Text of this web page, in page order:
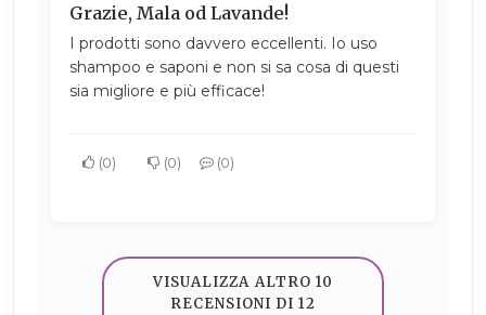
Grazie, Mala od Lavande!
I prodotti sono davvero eccellenti. Io uso
shampoo e saponi e non si sa cosa di questi
sia migliore e più efficace!
0 0 0
VISUALIZZA ALTRO 10
RECENSIONI DI 12